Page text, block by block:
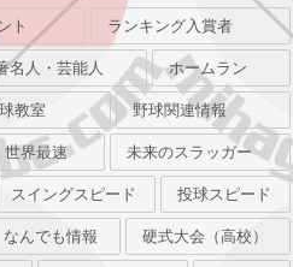
ト ランキング入賞者
名人・芸能人 ホームラン
教室 野球関連情報
世界最速 未来のスラッガー
スイングスピード 投球スピード
なんでも情報 硬式大会（高校）